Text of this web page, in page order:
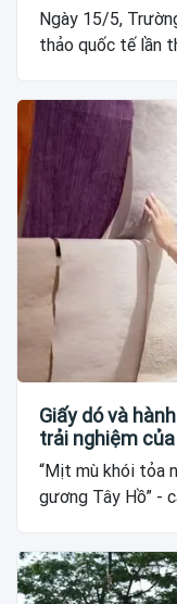
Ngày 15/5,
thảo quốc tế lần
Giấy dó và
trải nghiệm
“Mịt mù khói tỏa
gương Tây Hồ” -